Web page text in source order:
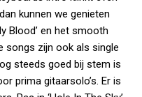
kunnen we genieten
Blood’ en het smooth
songs zijn ook als single
steeds goed bij stem is
prima gitaarsolo’s. Er is